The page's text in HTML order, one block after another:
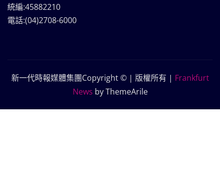
統編:45882210
電話:(04)2708-6000
新一代時報媒體集團Copyright © | 版權所有 | Frankfurt
News by ThemeArile